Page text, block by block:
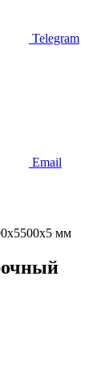
Telegram
Email
мм